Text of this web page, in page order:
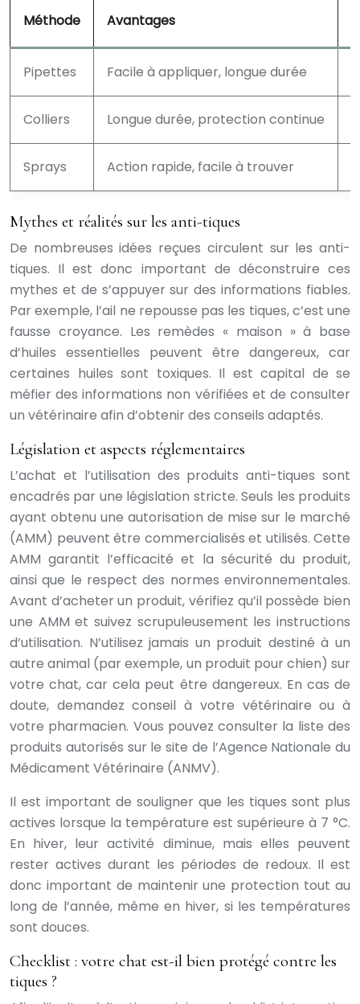
Méthode Avantages
Pipettes Facile à appliquer, longue durée
Colliers Longue durée, protection continue
Sprays Action rapide, facile à trouver
Mythes et réalités sur les anti-tiques
De nombreuses idées reçues circulent sur les anti-
tiques. Il est donc important de déconstruire ces
mythes et de s’appuyer sur des informations fiables.
Par exemple, l’ail ne repousse pas les tiques, c’est une
fausse croyance. Les remèdes « maison » à base
d’huiles essentielles peuvent être dangereux, car
certaines huiles sont toxiques. Il est capital de se
méfier des informations non vérifiées et de consulter
un vétérinaire afin d’obtenir des conseils adaptés.
Législation et aspects réglementaires
L’achat et l’utilisation des produits anti-tiques sont
encadrés par une législation stricte. Seuls les produits
ayant obtenu une autorisation de mise sur le marché
(AMM) peuvent être commercialisés et utilisés. Cette
AMM garantit l’efficacité et la sécurité du produit,
ainsi que le respect des normes environnementales.
Avant d’acheter un produit, vérifiez qu’il possède bien
une AMM et suivez scrupuleusement les instructions
d’utilisation. N’utilisez jamais un produit destiné à un
autre animal (par exemple, un produit pour chien) sur
votre chat, car cela peut être dangereux. En cas de
doute, demandez conseil à votre vétérinaire ou à
votre pharmacien. Vous pouvez consulter la liste des
produits autorisés sur le site de l’Agence Nationale du
Médicament Vétérinaire (ANMV).
Il est important de souligner que les tiques sont plus
actives lorsque la température est supérieure à 7 °C.
En hiver, leur activité diminue, mais elles peuvent
rester actives durant les périodes de redoux. Il est
donc important de maintenir une protection tout au
long de l’année, même en hiver, si les températures
sont douces.
Checklist : votre chat est-il bien protégé contre les
tiques ?